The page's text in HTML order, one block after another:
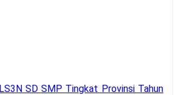
SD SMP Tingkat Provinsi Tahun